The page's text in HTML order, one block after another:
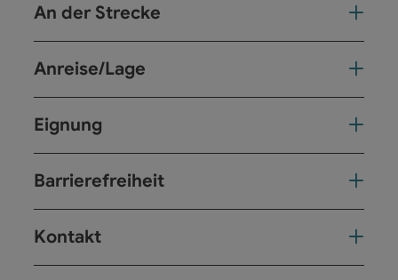
An der Strecke
Anreise/Lage
Eignung
Barrierefreiheit
Kontakt